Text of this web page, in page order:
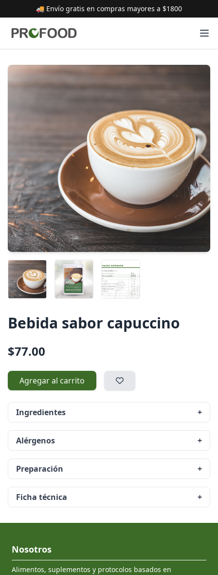
🚚 Envío gratis en compras mayores a $1800
Bebida sabor capuccino
$77.00
Agregar al carrito
Ingredientes +
Alérgenos +
Preparación +
Ficha técnica +
Nosotros
Alimentos, suplementos y protocolos basados en